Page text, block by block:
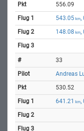
556.09
543.05 km,
148.08 km,
33
Andreas
530.52
641.21 km,